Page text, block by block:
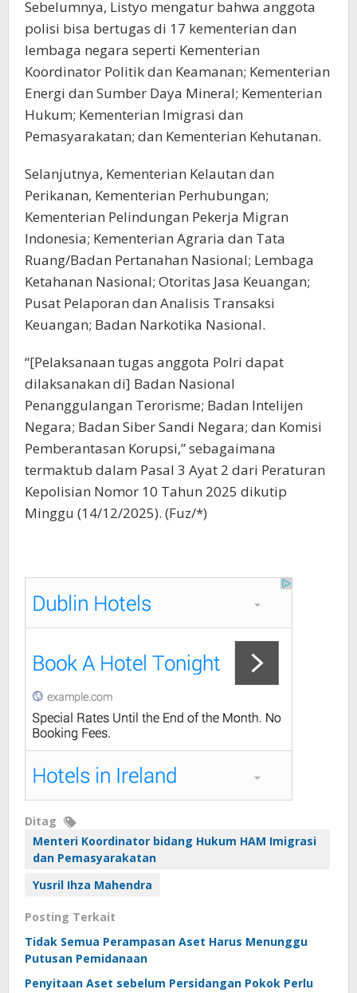
Sebelumnya, Listyo mengatur bahwa anggota
polisi bisa bertugas di 17 kementerian dan
lembaga negara seperti Kementerian
Koordinator Politik dan Keamanan; Kementerian
Energi dan Sumber Daya Mineral; Kementerian
Hukum; Kementerian Imigrasi dan
Pemasyarakatan; dan Kementerian Kehutanan.
Selanjutnya, Kementerian Kelautan dan
Perikanan, Kementerian Perhubungan;
Kementerian Pelindungan Pekerja Migran
Indonesia; Kementerian Agraria dan Tata
Ruang/Badan Pertanahan Nasional; Lembaga
Ketahanan Nasional; Otoritas Jasa Keuangan;
Pusat Pelaporan dan Analisis Transaksi
Keuangan; Badan Narkotika Nasional.
“[Pelaksanaan tugas anggota Polri dapat
dilaksanakan di] Badan Nasional
Penanggulangan Terorisme; Badan Intelijen
Negara; Badan Siber Sandi Negara; dan Komisi
Pemberantasan Korupsi,” sebagaimana
termaktub dalam Pasal 3 Ayat 2 dari Peraturan
Kepolisian Nomor 10 Tahun 2025 dikutip
Minggu (14/12/2025). (Fuz/*)
Ditag
Menteri Koordinator bidang Hukum HAM Imigrasi
dan Pemasyarakatan
Yusril Ihza Mahendra
Posting Terkait
Tidak Semua Perampasan Aset Harus Menunggu
Putusan Pemidanaan
Penyitaan Aset sebelum Persidangan Pokok Perlu